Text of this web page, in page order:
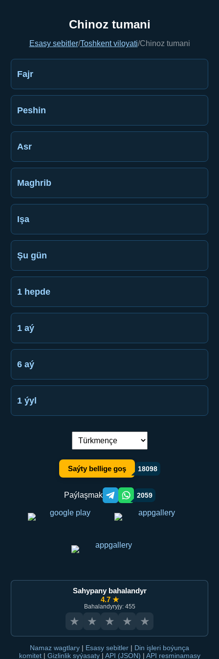
Chinoz tumani
Esasy sebitler/Toshkent viloyati/Chinoz tumani
Fajr
Peshin
Asr
Maghrib
Işa
Şu gün
1 hepde
1 aý
6 aý
1 ýyl
Dil çalşyryş:
Saýty bellige goş 18098
Paýlaşmak Telegram orqali ulashish
WhatsApp orqali ulashish
2059
Sahypany bahalandyr
4.7 ★
Bahalandyryjy: 455
★ ★ ★ ★ ★
Namaz wagtlary | Esasy sebitler | Din işleri boýunça
komitet | Gizlinlik syýasaty | API (JSON) | API resminamasy